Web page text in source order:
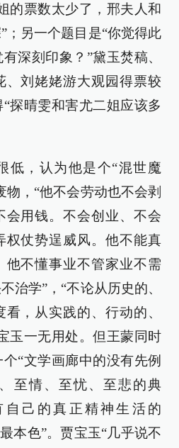
的票数太少了，邢夫人和
；另一个题目是“你觉得此
深刻印象？”黛玉焚稿、
、刘姥姥游大观园得票较
探晴雯和害尤二姐应该多
低，认为他是个“混世魔
物，“他不会劳动也不会剥
会用钱。不会创业、不会
权仗势逞威风。他不能真
他不懂事业不管家业不需
治学”，“不论从历史的、
，从实践的、行动的、
玉一无用处。但王蒙同时
“文学画廊中的没有先例
至情、至忧、至悲的典
自己的真正精神生活的
本色”。贾宝玉“几乎说不